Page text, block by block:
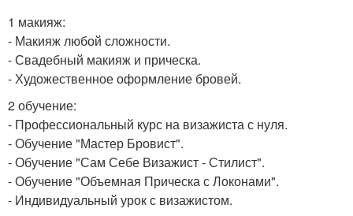
1 макияж:
- Макияж любой сложности.
- Свадебный макияж и прическа.
- Художественное оформление бровей.
2 обучение:
- Профессиональный курс на визажиста с нуля.
- Обучение "Мастер Бровист".
- Обучение "Сам Себе Визажист - Стилист".
- Обучение "Объемная Прическа с Локонами".
- Индивидуальный урок с визажистом.